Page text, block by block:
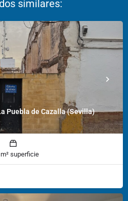
Puebla de Cazalla (Sevilla)
superficie